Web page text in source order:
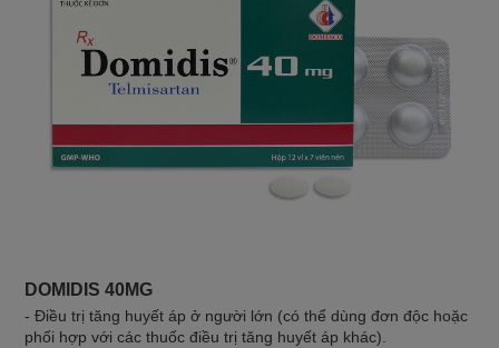
DOMIDIS 40MG
- Điều trị tăng huyết áp ở người lớn (có thể dùng đơn độc hoặc
phối hợp với các thuốc điều trị tăng huyết áp khác).